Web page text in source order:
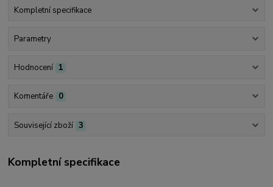
Kompletní specifikace
Parametry
Hodnocení 1
Komentáře 0
Související zboží 3
Kompletní specifikace